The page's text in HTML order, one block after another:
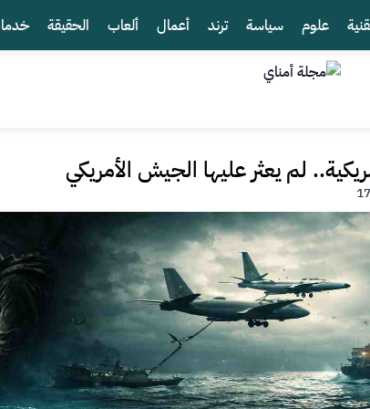
علوم سياسة ترند أعمال ألعاب الحقيقة